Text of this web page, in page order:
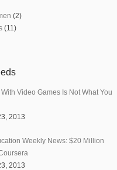
(2)
(11)
Video Games Is Not What You
2013
Weekly News: $20 Million
2013